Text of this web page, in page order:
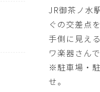
JR御茶ノ水
ぐの交差点
手側に見え
ワ楽器さん
※駐車場・
せ。